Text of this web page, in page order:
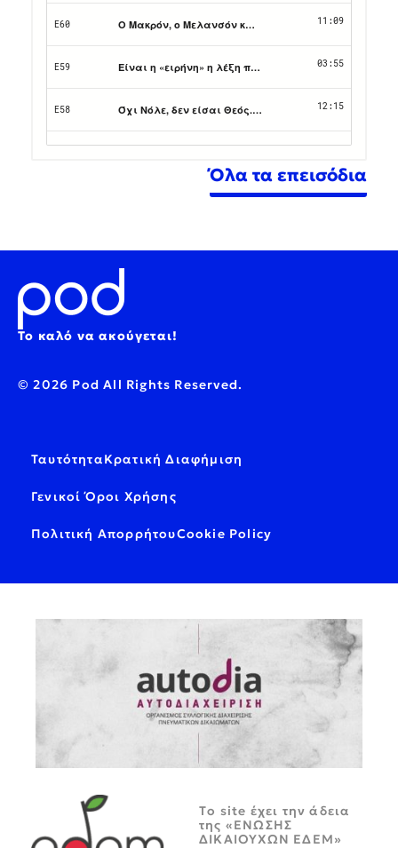
Όλα τα επεισόδια
Το καλό να ακούγεται!
© 2026 Pod All Rights Reserved.
ΤαυτότηταΚρατική Διαφήμιση
Γενικοί Όροι Χρήσης
Πολιτική ΑπορρήτουCookie Policy
Tο site έχει την άδεια
της «ΕΝΩΣΗΣ
ΔΙΚΑΙΟΥΧΩΝ ΕΔΕΜ»